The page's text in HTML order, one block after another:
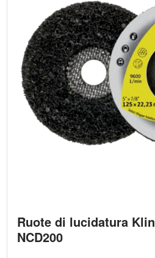
Ruote di lucidatura
NCD200